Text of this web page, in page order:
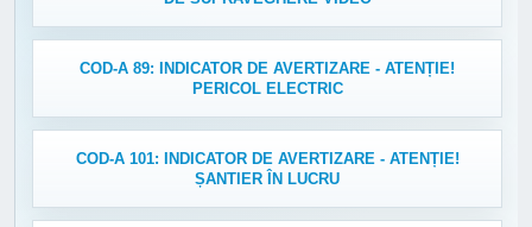
COD-A 89: INDICATOR DE AVERTIZARE - ATENȚIE!
PERICOL ELECTRIC
COD-A 101: INDICATOR DE AVERTIZARE - ATENȚIE!
ȘANTIER ÎN LUCRU